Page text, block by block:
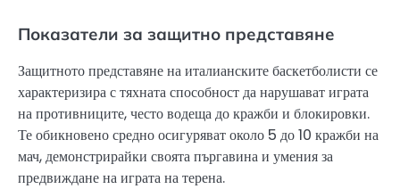
Показатели за защитно представяне
Защитното представяне на италианските баскетболисти се
характеризира с тяхната способност да нарушават играта
на противниците, често водеща до кражби и блокировки.
Те обикновено средно осигуряват около 5 до 10 кражби на
мач, демонстрирайки своята пъргавина и умения за
предвиждане на играта на терена.